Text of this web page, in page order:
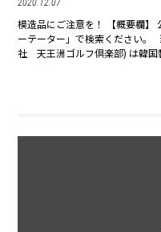
2020.12.07
模造品にご注意を！ 【概要欄
ーテーター」で検索ください。
社 天王洲ゴルフ倶楽部) は韓